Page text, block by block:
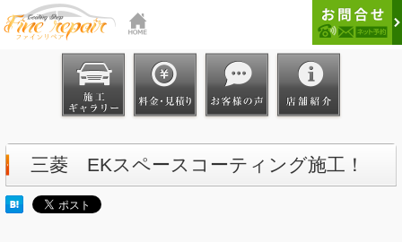
三菱 EKスペースコーティング施工！